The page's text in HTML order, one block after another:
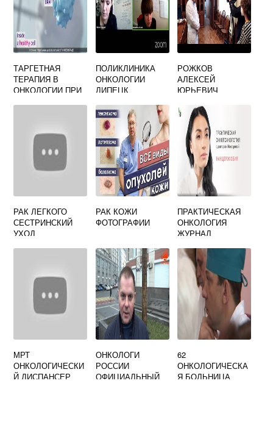
ТАРГЕТНАЯ
ТЕРАПИЯ В
ОНКОЛОГИИ ПРИ
ПОЛИКЛИНИКА
ОНКОЛОГИИ
ЛИПЕЦК
РЕГИСТРАТУРЫ
РОЖКОВ
АЛЕКСЕЙ
ЮРЬЕВИЧ
РАК ЛЕГКОГО
СЕСТРИНСКИЙ
УХОД
РАК КОЖИ
ФОТОГРАФИИ
ПРАКТИЧЕСКАЯ
ОНКОЛОГИЯ
ЖУРНАЛ
САЙТ
МРТ
ОНКОЛОГИЧЕСКИ
Й ДИСПАНСЕР
ОНКОЛОГИ
РОССИИ
ОФИЦИАЛЬНЫЙ
62
ОНКОЛОГИЧЕСКА
Я БОЛЬНИЦА